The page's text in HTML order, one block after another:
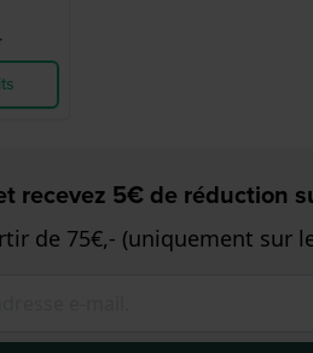
recevez 5€ de réduction
de 75€,- (uniquement sur